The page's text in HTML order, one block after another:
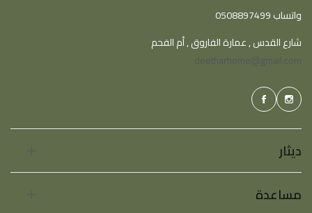
واتساب 0508897499
شارع القدس , عمارة الفاروق , أم الفحم
ديثار
مساعدة